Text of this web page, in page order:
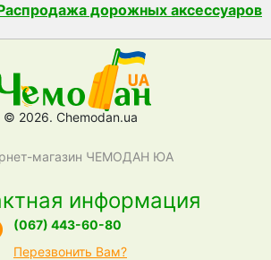
дорожных аксессуаров
© 2026. Chemodan.ua
магазин ЧЕМОДАН ЮА
информация
(067) 443-60-80
Перезвонить Вам?